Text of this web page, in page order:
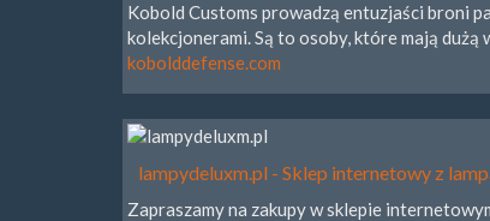
Kobold Customs prowadzą entuzjaści broni
kolekcjonerami. Są to osoby, które mają dużą
kobolddefense.com
lampydeluxm.pl - Sklep internetowy z
Zapraszamy na zakupy w sklepie